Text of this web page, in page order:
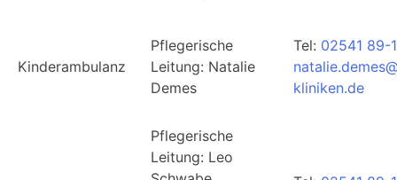
Kinderambulanz
Pflegerische
Leitung: Natalie
Demes
Tel: 02541 89-
kliniken.de
Pflegerische
Leitung: Leo